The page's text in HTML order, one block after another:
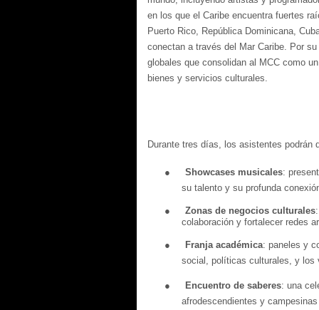
en los que el Caribe encuentra fuertes
Puerto Rico, República Dominicana,
conectan a través del Mar Caribe. Por
globales que consolidan al MCC como
bienes y servicios culturales.
Durante tres días, los asistentes podrán
● Showcases musicales:
su talento y su profunda
● Zonas de negocios culturales:
colaboración y fortalecer redes
● Franja académica: paneles y
social, políticas culturales, y los
● Encuentro de saberes: una
afrodescendientes y